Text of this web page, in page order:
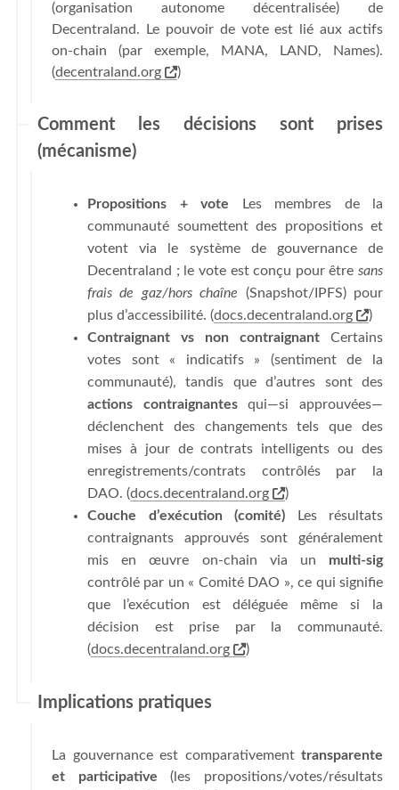
(organisation autonome décentralisée) de
Decentraland. Le pouvoir de vote est lié aux actifs
on-chain (par exemple, MANA, LAND, Names).
(decentraland.org )
Comment les décisions sont prises
(mécanisme)
Propositions + vote Les membres de la
communauté soumettent des propositions et
votent via le système de gouvernance de
Decentraland ; le vote est conçu pour être sans
frais de gaz/hors chaîne (Snapshot/IPFS) pour
plus d’accessibilité. (docs.decentraland.org
)
Contraignant vs non contraignant Certains
votes sont « indicatifs » (sentiment de la
communauté), tandis que d’autres sont des
actions contraignantesqui—si approuvées—
déclenchent des changements tels que des
mises à jour de contrats intelligents ou des
enregistrements/contrats contrôlés par la
DAO. (docs.decentraland.org
)
Couche d’exécution (comité) Les résultats
contraignants approuvés sont généralement
mis en œuvre on-chain via un multi-sig
contrôlé par un « Comité DAO », ce qui signifie
que l’exécution est déléguée même si la
décision est prise par la communauté.
(docs.decentraland.org )
Implications pratiques
La gouvernance est comparativement transparente
et participative (les propositions/votes/résultats